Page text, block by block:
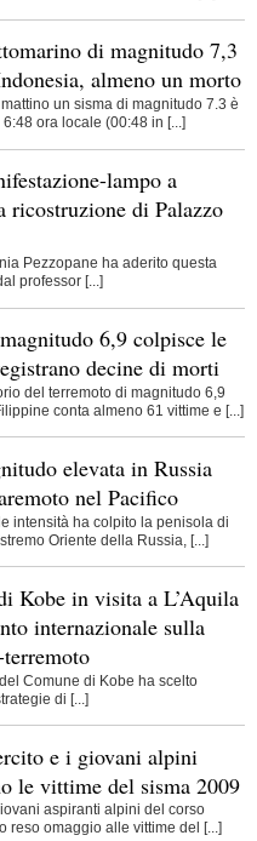
di magnitudo 7,3
almeno un morto
un sisma di magnitudo 7.3 è
ora locale (00:48 in [...]
lampo a
ricostruzione di Palazzo
Pezzopane ha aderito questa
professor [...]
6,9 colpisce le
decine di morti
del terremoto di magnitudo 6,9
conta almeno 61 vittime e [...]
elevata in Russia
nel Pacifico
intensità ha colpito la penisola di
Oriente della Russia, [...]
Kobe in visita a L’Aquila
internazionale sulla
Comune di Kobe ha scelto
di [...]
e i giovani alpini
le vittime del sisma 2009
aspiranti alpini del corso
reso omaggio alle vittime del [...]